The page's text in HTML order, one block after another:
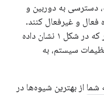
دسترسی به دوربین و
فعال و غیرفعال کنند.
، همانطور که در شکل ۱ نشان داده
سیستم، به
شما از بهترین شیوه‌ها در